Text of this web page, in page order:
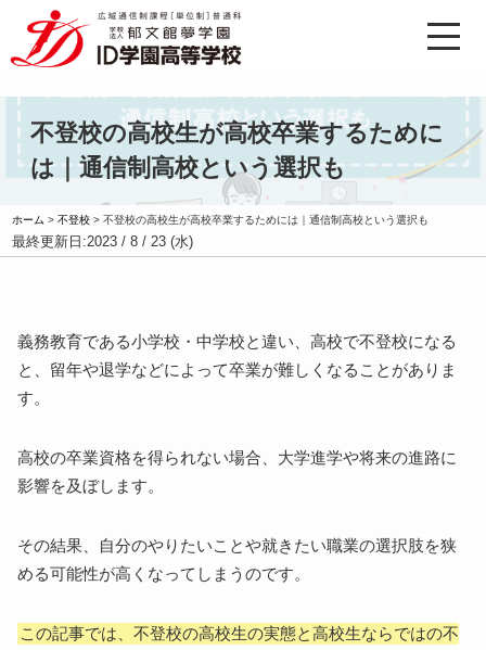
不登校の高校生が高校卒業するために
は｜通信制高校という選択も
ホーム >不登校 >不登校の高校生が高校卒業するためには｜通信制高校という選択も
最終更新日:2023 / 8 / 23 (水)
義務教育である小学校・中学校と違い、高校で不登校になる
と、留年や退学などによって卒業が難しくなることがありま
す。
高校の卒業資格を得られない場合、大学進学や将来の進路に
影響を及ぼします。
その結果、自分のやりたいことや就きたい職業の選択肢を狭
める可能性が高くなってしまうのです。
この記事では、不登校の高校生の実態と高校生ならではの不